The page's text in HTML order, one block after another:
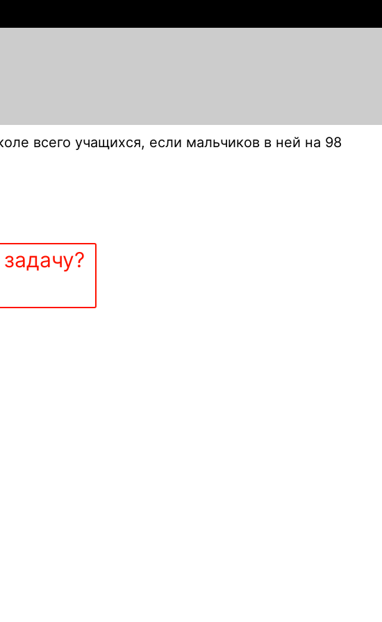
всего учащихся, если мальчиков в ней на 98